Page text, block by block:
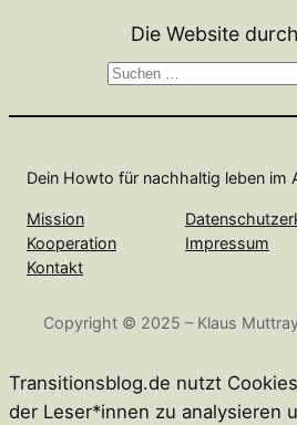
Die Website
S
e
Dein Howto für nachhaltig leben im
Mission
Kooperation
Kontakt
Impressum
Copyright © 2025 – Klaus
Transitionsblog.de nutzt
der Leser*innen zu analysieren